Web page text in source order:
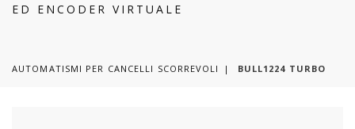
ED ENCODER VIRTUALE
AUTOMATISMI PER CANCELLI SCORREVOLI BULL1224 TURBO